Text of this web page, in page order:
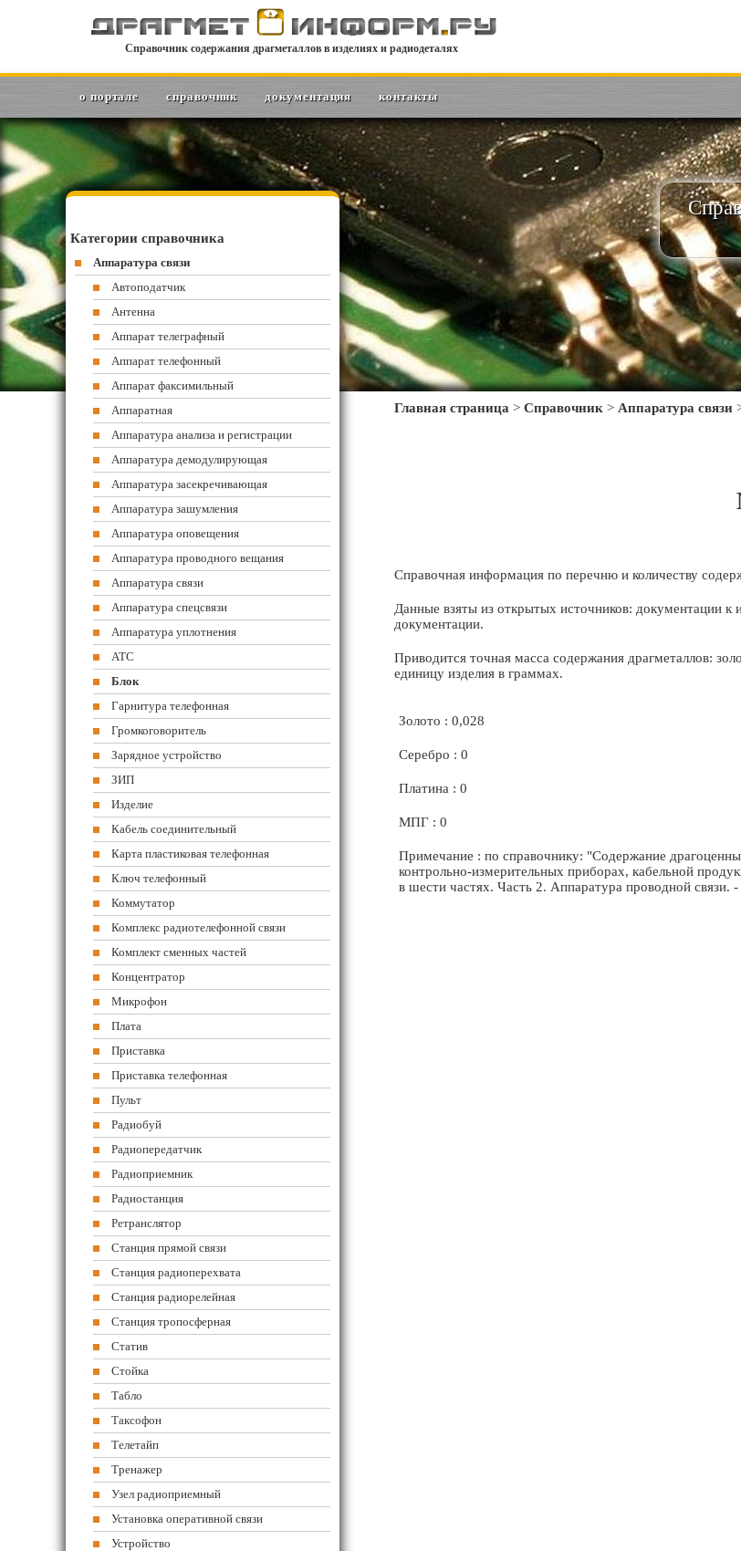
Справочник содержания драгметаллов в изделиях и радиодеталях
о портале справочник документация контакты
Главная страница > Справочник > Аппаратура связи
Справочная информация по перечню и количеству
Данные взяты из открытых источников: документации
документации.
Приводится точная масса содержания драгметаллов:
единицу изделия в граммах.
Золото : 0,028
Серебро : 0
Платина : 0
МПГ : 0
Примечание : по справочнику: "Содержание
контрольно-измерительных приборах, кабельной
в шести частях. Часть 2. Аппаратура проводной
Категории справочника
Аппаратура связи
Автоподатчик
Антенна
Аппарат телеграфный
Аппарат телефонный
Аппарат факсимильный
Аппаратная
Аппаратура анализа и регистрации
Аппаратура демодулирующая
Аппаратура засекречивающая
Аппаратура зашумления
Аппаратура оповещения
Аппаратура проводного вещания
Аппаратура связи
Аппаратура спецсвязи
Аппаратура уплотнения
АТС
Блок
Гарнитура телефонная
Громкоговоритель
Зарядное устройство
ЗИП
Изделие
Кабель соединительный
Карта пластиковая телефонная
Ключ телефонный
Коммутатор
Комплекс радиотелефонной связи
Комплект сменных частей
Концентратор
Микрофон
Плата
Приставка
Приставка телефонная
Пульт
Радиобуй
Радиопередатчик
Радиоприемник
Радиостанция
Ретранслятор
Станция прямой связи
Станция радиоперехвата
Станция радиорелейная
Станция тропосферная
Статив
Стойка
Табло
Таксофон
Телетайп
Тренажер
Узел радиоприемный
Установка оперативной связи
Устройство